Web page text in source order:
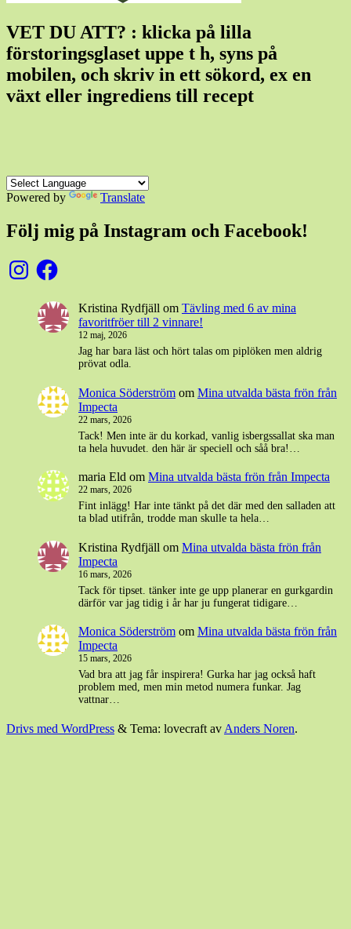
VET DU ATT? : klicka på lilla
förstoringsglaset uppe t h, syns på
mobilen, och skriv in ett sökord, ex en
växt eller ingrediens till recept
Powered by Translate
Följ mig på Instagram och Facebook!
InstagramFacebook
Kristina Rydfjäll om Tävling med 6 av mina
favoritfröer till 2 vinnare!
12 maj, 2026
Jag har bara läst och hört talas om piplöken men aldrig
prövat odla.
Monica Söderström om Mina utvalda bästa frön från
Impecta
22 mars, 2026
Tack! Men inte är du korkad, vanlig isbergssallat ska man
ta hela huvudet. den här är speciell och såå bra!…
maria Eld om Mina utvalda bästa frön från Impecta
22 mars, 2026
Fint inlägg! Har inte tänkt på det där med den salladen att
ta blad utifrån, trodde man skulle ta hela…
Kristina Rydfjäll om Mina utvalda bästa frön från
Impecta
16 mars, 2026
Tack för tipset. tänker inte ge upp planerar en gurkgardin
därför var jag tidig i år har ju fungerat tidigare…
Monica Söderström om Mina utvalda bästa frön från
Impecta
15 mars, 2026
Vad bra att jag får inspirera! Gurka har jag också haft
problem med, men min metod numera funkar. Jag
vattnar…
Drivs med WordPress & Tema: lovecraft av Anders Noren.